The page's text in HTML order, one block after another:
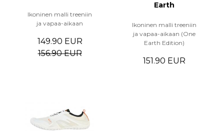
Ikoninen malli treeniin
ja vapaa-aikaan
149.90 EUR
156.90 EUR
Earth
Ikoninen malli treeniin
ja vapaa-aikaan (One
Earth Edition)
151.90 EUR